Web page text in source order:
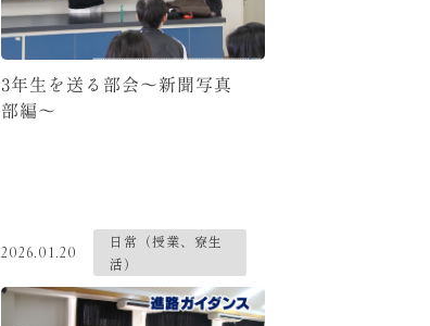
3年生を送る部会〜新聞写真
部編〜
2026.01.20
日常（授業、寮生
活）